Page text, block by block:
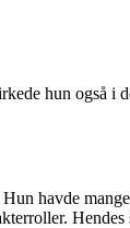
hun også i
havde
Hendes